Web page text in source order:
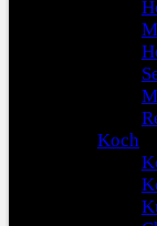
Koch